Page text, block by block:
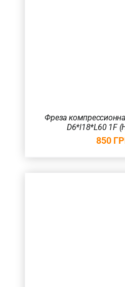
Фреза
D6*l18*L60 1F
850